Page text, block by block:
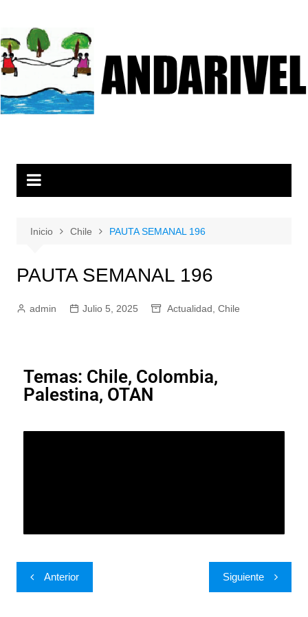
Inicio Chile PAUTA SEMANAL 196
PAUTA SEMANAL 196
admin Julio 5, 2025 Actualidad Chile
Temas: Chile, Colombia,
Palestina, OTAN
Anterior Siguiente